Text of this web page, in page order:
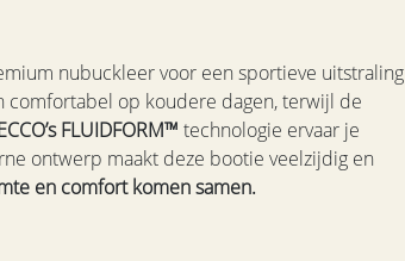
nubuckleer voor een sportieve uitstraling
comfortabel op koudere dagen, terwijl de
FLUIDFORM™ technologie ervaar je
ontwerp maakt deze bootie veelzijdig en
en comfort komen samen.